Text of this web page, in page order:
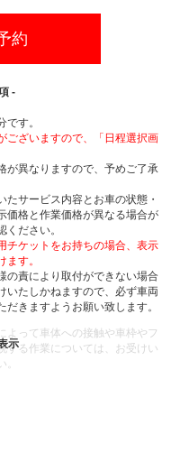
約
-
す。
ございますので、「日程選択画
が異なりますので、予めご了承
サービス内容とお車の状態・
価格と作業価格が異なる場合が
ださい。
チケットをお持ちの場合、表示
す。
責により取付ができない場合
いたしかねますので、必ず車両
きますようお願い致します。
って車体への接触や車枠やフ
する作業については、お受けい